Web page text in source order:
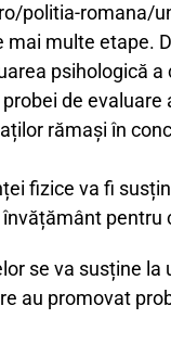
politia-romana/
multe etape.
psihologică a
de evaluare
rămași în
fizice va fi
pentru
se va susține
au promovat